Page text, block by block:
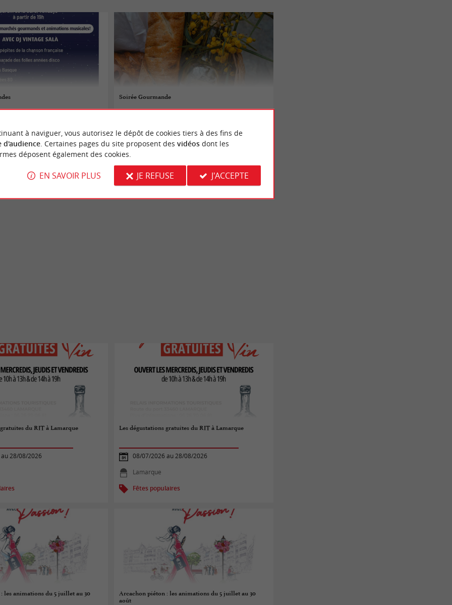
Soirée Gourmande
Vendays-Montalivet
du RIT à Lamarque
28/08/2026
Les dégustations gratuites du RIT à Lamarque
08/07/2026 au 28/08/2026
Lamarque
Fêtes populaires
les animations du 5 juillet au 30
Arcachon piéton : les animations du 5 juillet au 30
août
à naviguer, vous autorisez le dépôt de cookies tiers à des fins de
d'audience. Certaines pages du site proposent des vidéosdont les
déposent également des cookies.
EN SAVOIR PLUS JE REFUSE J'ACCEPTE